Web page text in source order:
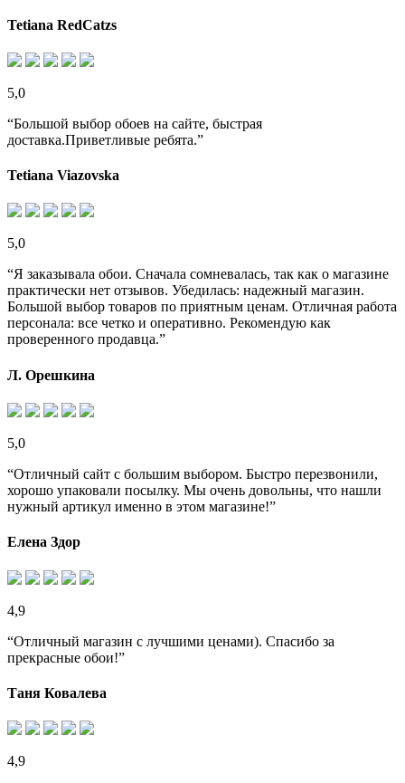
Tetiana RedCatzs
5,0
“Большой выбор обоев на сайте, быстрая
доставка.Приветливые ребята.”
Tetiana Viazovska
5,0
“Я заказывала обои. Сначала сомневалась, так как о магазине
практически нет отзывов. Убедилась: надежный магазин.
Большой выбор товаров по приятным ценам. Отличная работа
персонала: все четко и оперативно. Рекомендую как
проверенного продавца.”
Л. Орешкина
5,0
“Отличный сайт с большим выбором. Быстро перезвонили,
хорошо упаковали посылку. Мы очень довольны, что нашли
нужный артикул именно в этом магазине!”
Елена Здор
4,9
“Отличный магазин с лучшими ценами). Спасибо за
прекрасные обои!”
Таня Ковалева
4,9